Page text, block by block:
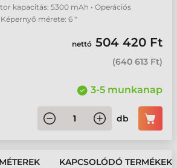
kapacitás: 5300 mAh • Operációs
mérete: 6 "
nettó 504 420 Ft
(640 613 Ft)
3-5 munkanap
db
KAPCSOLÓDÓ TERMÉKEK